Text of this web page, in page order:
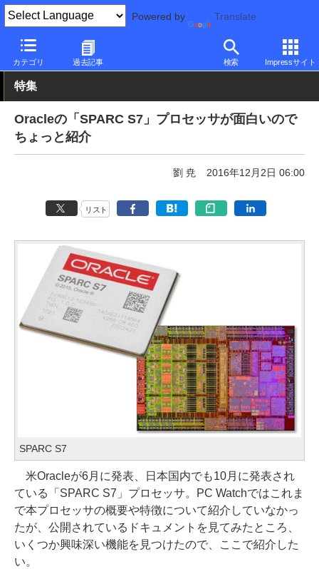
Powered by Translate
カテゴリ 過去記事 検索 Impressサイト
PC Watch 半導体/周辺機器
特集
Oracleの「SPARC S7」プロセッサが面白いので
ちょっと紹介
劉 尭 2016年12月2日 06:00
リスト
SPARC S7
米Oracleが6月に発表、日本国内でも10月に発表され
ている「SPARC S7」プロセッサ。PC Watchではこれま
で本プロセッサの概要や特徴について紹介していなかっ
たが、公開されているドキュメントを見てみたところ、
いくつか興味深い機能を見つけたので、ここで紹介した
い。